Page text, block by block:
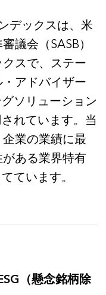
デックスは、米
議会（SASB）
スで、ステー
アドバイザー
ソリューション
れています。当
業の業績に最
ある業界特有
ています。
（懸念銘柄除